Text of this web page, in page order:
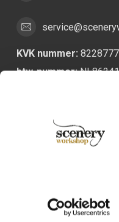
KVK nummer:
btw-nummer: